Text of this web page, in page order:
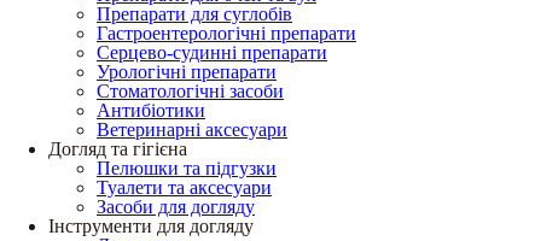
Препарати для суглобів
Гастроентерологічні препарати
Серцево-судинні препарати
Урологічні препарати
Стоматологічні засоби
Антибіотики
Ветеринарні аксесуари
Догляд та гігієна
Пелюшки та підгузки
Туалети та аксесуари
Засоби для догляду
Інструменти для догляду